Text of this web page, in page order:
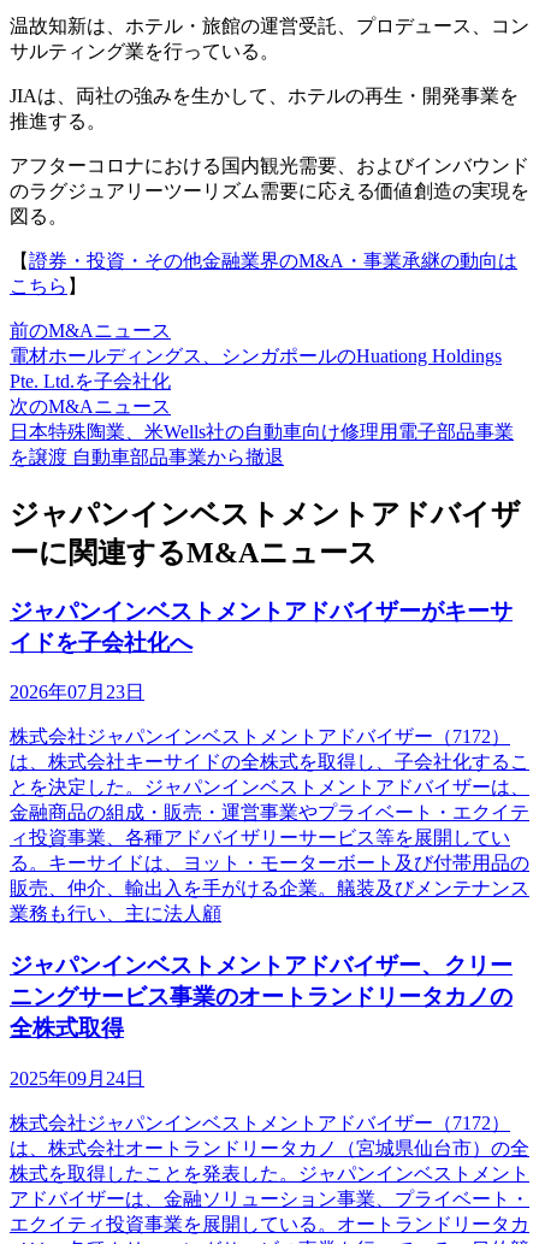
温故知新は、ホテル・旅館の運営受託、プロデュース、コン
サルティング業を行っている。
JIAは、両社の強みを生かして、ホテルの再生・開発事業を
推進する。
アフターコロナにおける国内観光需要、およびインバウンド
のラグジュアリーツーリズム需要に応える価値創造の実現を
図る。
【證券・投資・その他金融業界のM&A・事業承継の動向は
こちら 】
前のM&Aニュース
電材ホールディングス、シンガポールのHuationg Holdings
Pte. Ltd.を子会社化
次のM&Aニュース
日本特殊陶業、米Wells社の自動車向け修理用電子部品事業
を譲渡 自動車部品事業から撤退
ジャパンインベストメントアドバイザ
ーに関連するM&Aニュース
ジャパンインベストメントアドバイザーがキーサ
イドを子会社化へ
2026年07月23日
株式会社ジャパンインベストメントアドバイザー（7172）
は、株式会社キーサイドの全株式を取得し、子会社化するこ
とを決定した。ジャパンインベストメントアドバイザーは、
金融商品の組成・販売・運営事業やプライベート・エクイテ
ィ投資事業、各種アドバイザリーサービス等を展開してい
る。キーサイドは、ヨット・モーターボート及び付帯用品の
販売、仲介、輸出入を手がける企業。艤装及びメンテナンス
業務も行い、主に法人顧
ジャパンインベストメントアドバイザー、クリー
ニングサービス事業のオートランドリータカノの
全株式取得
2025年09月24日
株式会社ジャパンインベストメントアドバイザー（7172）
は、株式会社オートランドリータカノ（宮城県仙台市）の全
株式を取得したことを発表した。ジャパンインベストメント
アドバイザーは、金融ソリューション事業、プライベート・
エクイティ投資事業を展開している。オートランドリータカ